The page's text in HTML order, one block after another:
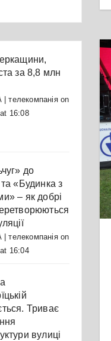
за 8,8 млн
телекомпаніяon
16:08
до
«Будинка з
– як добрі
телекомпаніяon
16:04
Триває
вулиці